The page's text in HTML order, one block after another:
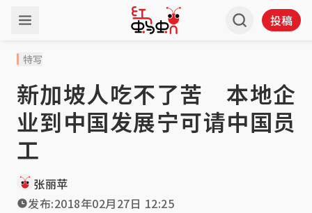
投稿
特写
新加坡人吃不了苦 本地企
业到中国发展宁可请中国员
工
张丽苹
发布:2018年02月27日 12:25